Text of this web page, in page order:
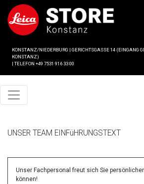
KONSTANZ/NIEDERBURG | GERICHTSGASSE 14 (EINGANG
KONSTANZ)
| TELEFON +49 7531 916 33 00
UNSER TEAM EINFüHRUNGSTEXT
Unser Fachpersonal freut sich Sie
können!